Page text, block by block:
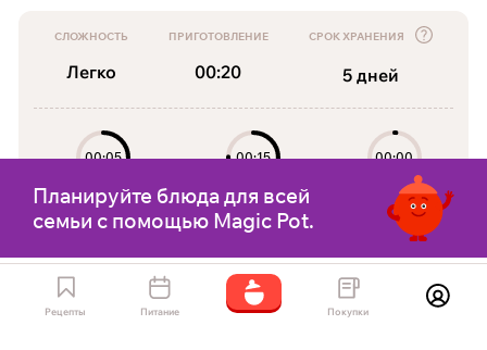
Рецепты Питание Покупки
СЛОЖНОСТЬ
Легко
ПРИГОТОВЛЕНИЕ
00:20
СРОК ХРАНЕНИЯ
5 дней
00:05
Подготовка
00:15
Приготовление
00:00
Отдых
Простой вкусный и полезный соус из свежих
помидор станет отличным дополнением к
Планируйте блюда для всей
семьи с помощью Magic Pot.